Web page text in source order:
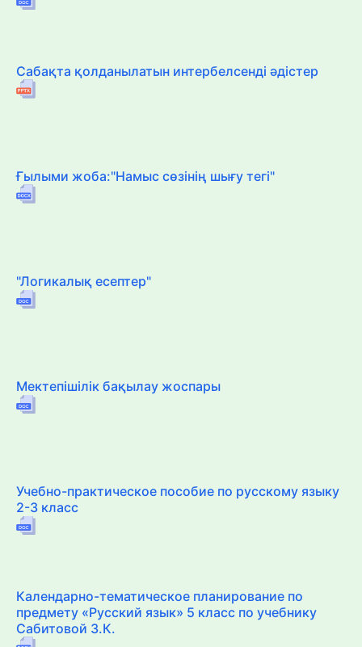
Сабақта қолданылатын интербелсенді әдістер
Ғылыми жоба:"Намыс сөзінің шығу тегі"
"Логикалық есептер"
Мектепішілік бақылау жоспары
Учебно-практическое пособие по русскому языку
2-3 класс
Календарно-тематическое планирование по
предмету «Русский язык» 5 класс по учебнику
Сабитовой З.К.